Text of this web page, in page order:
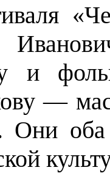
и
—
Они оба